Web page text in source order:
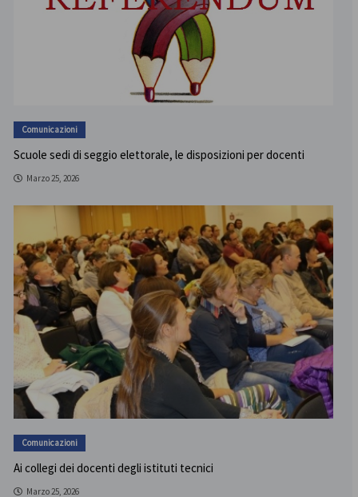
Comunicazioni
Scuole sedi di seggio elettorale, le disposizioni per docenti
Marzo 25, 2026
Comunicazioni
Ai collegi dei docenti degli istituti tecnici
Marzo 25, 2026